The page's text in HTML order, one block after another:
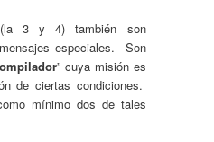
3 y 4) también son
especiales. Son
” cuya misión es
de ciertas condiciones.
mínimo dos de tales